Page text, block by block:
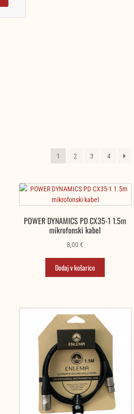
1 2 3 4
POWER DYNAMICS PD CX35-1 1.5m
mikrofonski kabel
8,00€
Dodaj v košarico